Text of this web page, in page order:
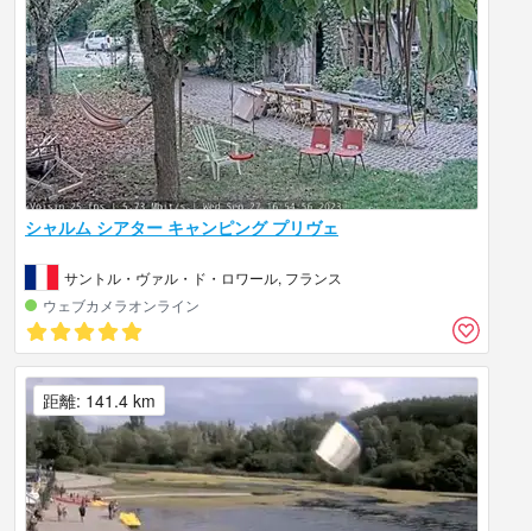
シャルム シアター キャンピング プリヴェ
サントル・ヴァル・ド・ロワール, フランス
ウェブカメラオンライン
距離: 141.4 km